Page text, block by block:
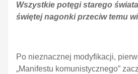
Wszystkie potęgi starego
świętej nagonki przeciw temu
Po nieznacznej modyfikacji,
„Manifestu komunistycznego”